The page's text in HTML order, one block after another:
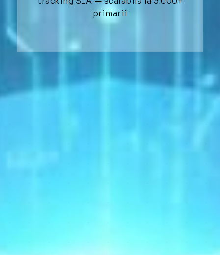
primarii